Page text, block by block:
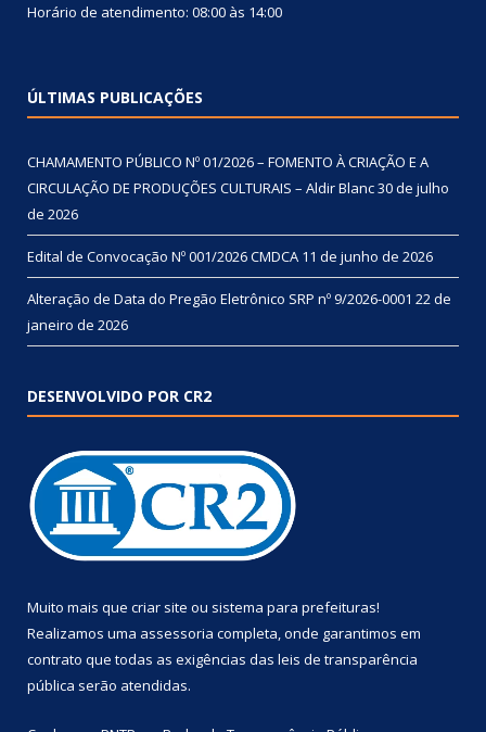
Horário de atendimento: 08:00 às 14:00
ÚLTIMAS PUBLICAÇÕES
CHAMAMENTO PÚBLICO Nº 01/2026 – FOMENTO À CRIAÇÃO E A
CIRCULAÇÃO DE PRODUÇÕES CULTURAIS – Aldir Blanc30 de julho
de 2026
Edital de Convocação Nº 001/2026 CMDCA 11 de junho de 2026
Alteração de Data do Pregão Eletrônico SRP nº 9/2026-0001 22 de
janeiro de 2026
DESENVOLVIDO POR CR2
Muito mais que criar site ou sistema para prefeituras!
Realizamos uma assessoria completa, onde garantimos em
contrato que todas as exigências das leis de transparência
pública serão atendidas.